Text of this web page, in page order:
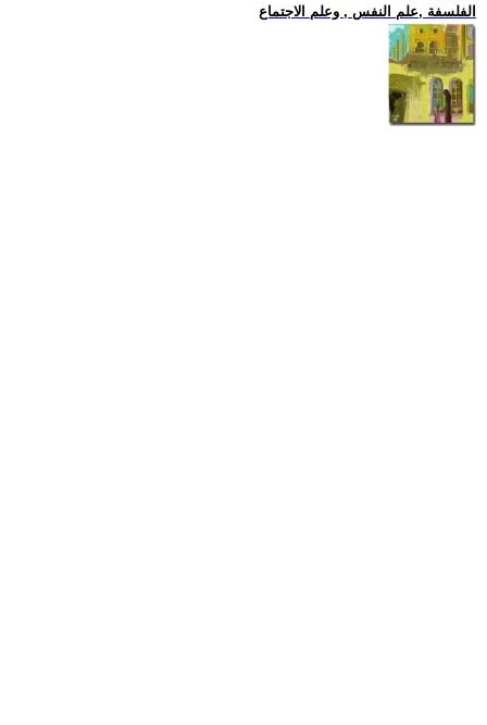
الفلسفة ,علم النفس , وعلم الاجتماع